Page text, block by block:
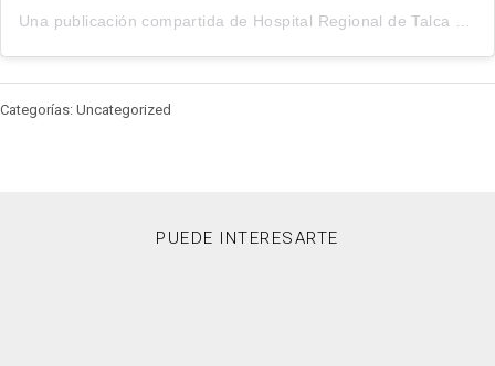
Categorías: Uncategorized
PUEDE INTERESARTE